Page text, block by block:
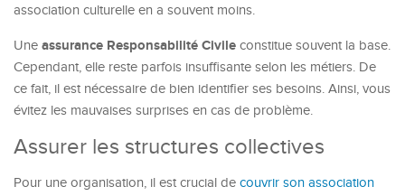
association culturelle en a souvent moins.
Une assurance Responsabilité Civile constitue souvent la base.
Cependant, elle reste parfois insuffisante selon les métiers. De
ce fait, il est nécessaire de bien identifier ses besoins. Ainsi, vous
évitez les mauvaises surprises en cas de problème.
Assurer les structures collectives
Pour une organisation, il est crucial de couvrir son association